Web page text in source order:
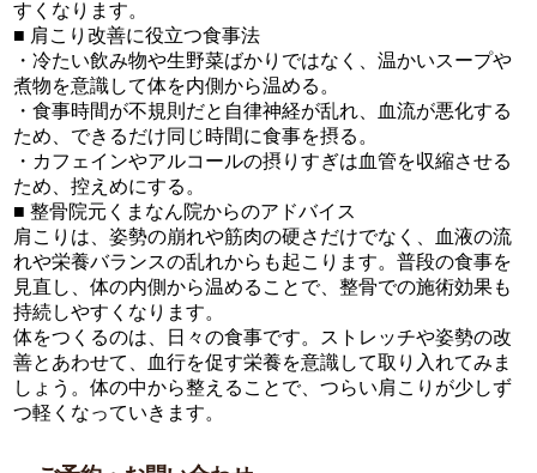
すくなります。
■ 肩こり改善に役立つ食事法
・冷たい飲み物や生野菜ばかりではなく、温かいスープや
煮物を意識して体を内側から温める。
・食事時間が不規則だと自律神経が乱れ、血流が悪化する
ため、できるだけ同じ時間に食事を摂る。
・カフェインやアルコールの摂りすぎは血管を収縮させる
ため、控えめにする。
■ 整骨院元くまなん院からのアドバイス
肩こりは、姿勢の崩れや筋肉の硬さだけでなく、血液の流
れや栄養バランスの乱れからも起こります。普段の食事を
見直し、体の内側から温めることで、整骨での施術効果も
持続しやすくなります。
体をつくるのは、日々の食事です。ストレッチや姿勢の改
善とあわせて、血行を促す栄養を意識して取り入れてみま
しょう。体の中から整えることで、つらい肩こりが少しず
つ軽くなっていきます。